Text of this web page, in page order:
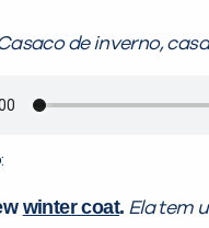
de inverno,
winter coat. Ela tem